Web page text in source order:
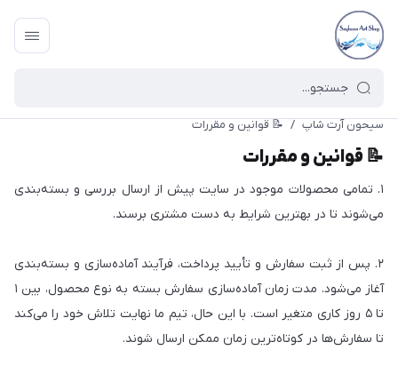
سیحون آرت شاپ / 📝 قوانین و مقررات
📝 قوانین و مقررات
۱. تمامی محصولات موجود در سایت پیش از ارسال بررسی و بسته‌بندی
می‌شوند تا در بهترین شرایط به دست مشتری برسند.
۲. پس از ثبت سفارش و تأیید پرداخت، فرآیند آماده‌سازی و بسته‌بندی
آغاز می‌شود. مدت زمان آماده‌سازی سفارش بسته به نوع محصول، بین ۱
تا ۵ روز کاری متغیر است. با این حال، تیم ما نهایت تلاش خود را می‌کند
تا سفارش‌ها در کوتاه‌ترین زمان ممکن ارسال شوند.